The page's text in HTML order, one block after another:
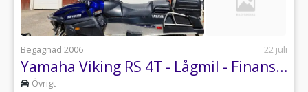
Begagnad 2006 22 juli
Yamaha Viking RS 4T - Lågmil - Finans - Leverans - Byte
Övrigt